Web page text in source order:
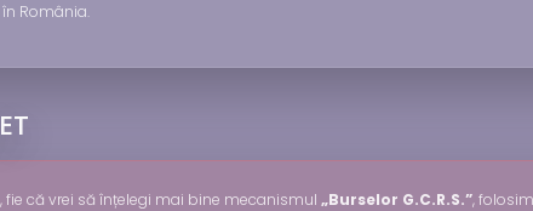
România.
, fie că vrei să înțelegi mai bine mecanismul „Burselor G.C.R.S.”, folosim